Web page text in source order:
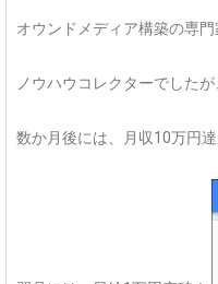
オウンドメディア構築の専門
ノウハウコレクターでしたが
数か月後には、月収10万円達